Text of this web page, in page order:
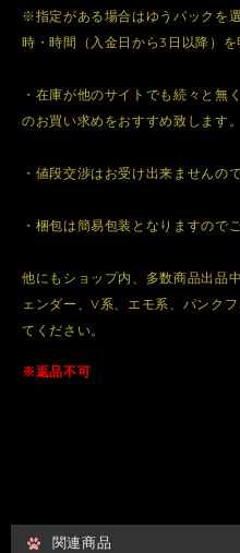
※指定がある場合はゆうパックを
時・時間（入金日から3日以降）を
・在庫が他のサイトでも続々と無
のお買い求めをおすすめ致します。
・値段交渉はお受け出来ませんの
・梱包は簡易包装となりますので
他にもショップ内、多数商品出品
ェンダー、V系、エモ系、パンク
てください。
※返品不可
関連商品